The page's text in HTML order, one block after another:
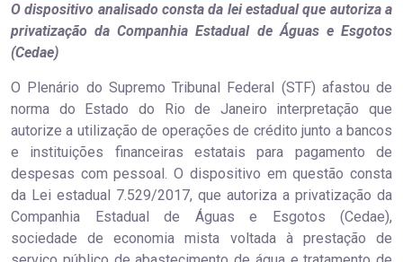
O dispositivo analisado consta da lei estadual que autoriza a
privatização da Companhia Estadual de Águas e Esgotos
(Cedae)
O Plenário do Supremo Tribunal Federal (STF) afastou de
norma do Estado do Rio de Janeiro interpretação que
autorize a utilização de operações de crédito junto a bancos
e instituições financeiras estatais para pagamento de
despesas com pessoal. O dispositivo em questão consta
da Lei estadual 7.529/2017, que autoriza a privatização da
Companhia Estadual de Águas e Esgotos (Cedae),
sociedade de economia mista voltada à prestação de